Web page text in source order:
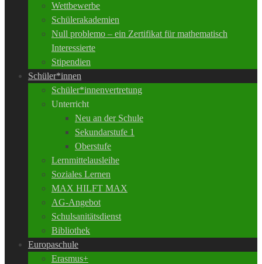
Wettbewerbe
Schülerakademien
Null problemo – ein Zertifikat für mathematisch
Interessierte
Stipendien
Schüler*innen
Schüler*innenvertretung
Unterricht
Neu an der Schule
Sekundarstufe 1
Oberstufe
Lernmittelausleihe
Soziales Lernen
MAX HILFT MAX
AG-Angebot
Schulsanitätsdienst
Bibliothek
Europaschule
Erasmus+